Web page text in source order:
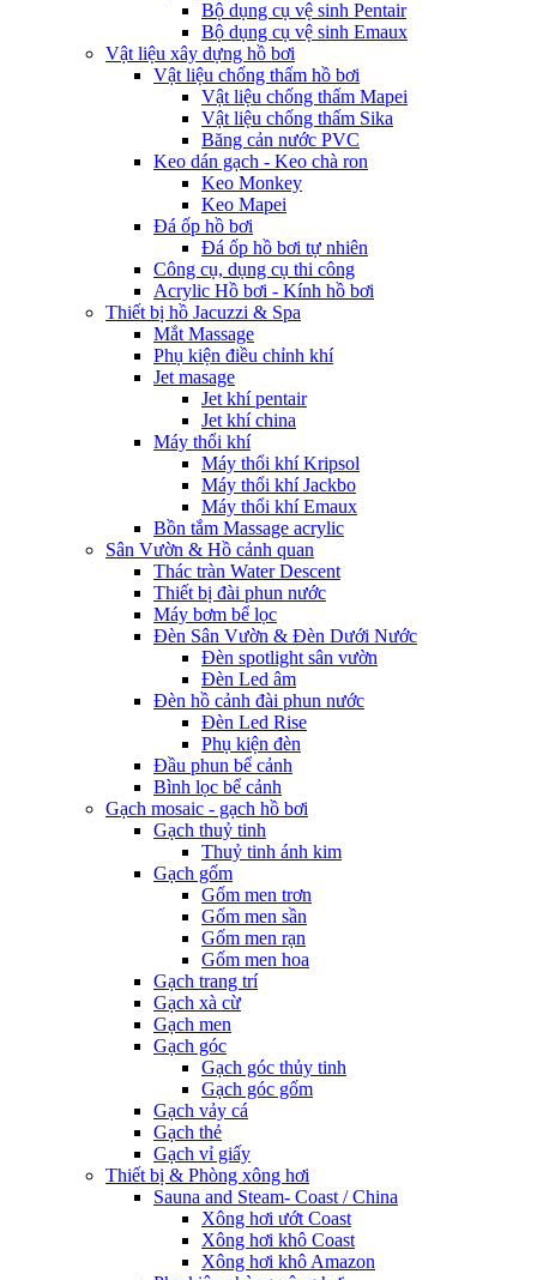
Bộ dụng cụ vệ sinh Pentair
Bộ dụng cụ vệ sinh Emaux
Vật liệu xây dựng hồ bơi
Vật liệu chống thấm hồ bơi
Vật liệu chống thấm Mapei
Vật liệu chống thấm Sika
Băng cản nước PVC
Keo dán gạch - Keo chà ron
Keo Monkey
Keo Mapei
Đá ốp hồ bơi
Đá ốp hồ bơi tự nhiên
Công cụ, dụng cụ thi công
Acrylic Hồ bơi - Kính hồ bơi
Thiết bị hồ Jacuzzi & Spa
Mắt Massage
Phụ kiện điều chỉnh khí
Jet masage
Jet khí pentair
Jet khí china
Máy thổi khí
Máy thổi khí Kripsol
Máy thổi khí Jackbo
Máy thổi khí Emaux
Bồn tắm Massage acrylic
Sân Vườn & Hồ cảnh quan
Thác tràn Water Descent
Thiết bị đài phun nước
Máy bơm bể lọc
Đèn Sân Vườn & Đèn Dưới Nước
Đèn spotlight sân vườn
Đèn Led âm
Đèn hồ cảnh đài phun nước
Đèn Led Rise
Phụ kiện đèn
Đầu phun bể cảnh
Bình lọc bể cảnh
Gạch mosaic - gạch hồ bơi
Gạch thuỷ tinh
Thuỷ tinh ánh kim
Gạch gốm
Gốm men trơn
Gốm men sần
Gốm men rạn
Gốm men hoa
Gạch trang trí
Gạch xà cừ
Gạch men
Gạch góc
Gạch góc thủy tinh
Gạch góc gốm
Gạch vảy cá
Gạch thẻ
Gạch vỉ giấy
Thiết bị & Phòng xông hơi
Sauna and Steam- Coast / China
Xông hơi ướt Coast
Xông hơi khô Coast
Xông hơi khô Amazon